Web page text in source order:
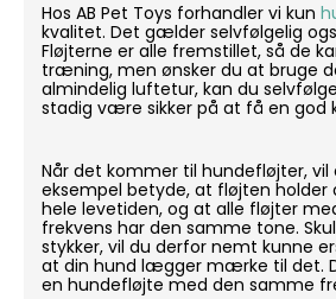
Hos AB Pet Toys forhandler vi kun
kvalitet. Det gælder selvfølgelig
Fløjterne er alle fremstillet, så de
træning, men ønsker du at bruge
almindelig luftetur, kan du
stadig være sikker på at få en god
Når det kommer til hundefløjter,
eksempel betyde, at fløjten holder
hele levetiden, og at alle fløjter
frekvens har den samme tone.
stykker, vil du derfor nemt kunne
at din hund lægger mærke til det.
en hundefløjte med den samme